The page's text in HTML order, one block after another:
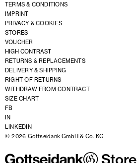
TERMS & CONDITIONS
IMPRINT
PRIVACY & COOKIES
STORES
VOUCHER
HIGH CONTRAST
RETURNS & REPLACEMENTS
DELIVERY & SHIPPING
RIGHT OF RETURNS
WITHDRAW FROM CONTRACT
SIZE CHART
FB
IN
LINKEDIN
© 2026 Gottseidank GmbH & Co. KG
Store